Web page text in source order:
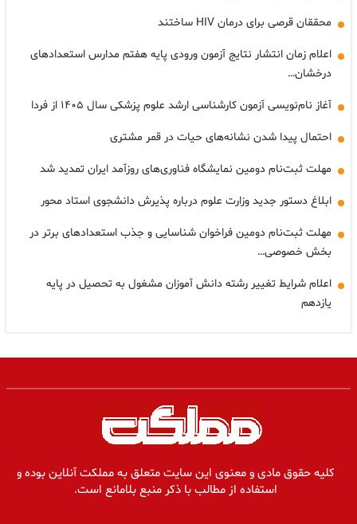
محققان قرصی برای درمان HIV ساختند
اعلام زمان انتشار نتایج آزمون ورودی پایه هفتم مدارس استعدادهای
درخشان…
آغاز نام‌نویسی آزمون کارشناسی ارشد علوم پزشکی سال ۱۴۰۵ از فردا
احتمال پیدا شدن نشانه‌های حیات در قمر مشتری
مهلت ثبت‌نام دومین نمایشگاه فناوری‌های روزآمد ایران تمدید شد
ابلاغ دستور جدید وزارت علوم درباره پذیرش دانشجوی استاد محور
مهلت ثبت‌نام دومین فراخوان شناسایی و جذب استعدادهای برتر در
بخش خصوصی…
اعلام شرایط تغییر رشته دانش آموزان مشغول به تحصیل در پایه
یازدهم
کلیه حقوق مادی و معنوی این سایت متعلق به مملکت آنلاین بوده و
استفاده از مطالب با ذکر منبع بلامانع است.